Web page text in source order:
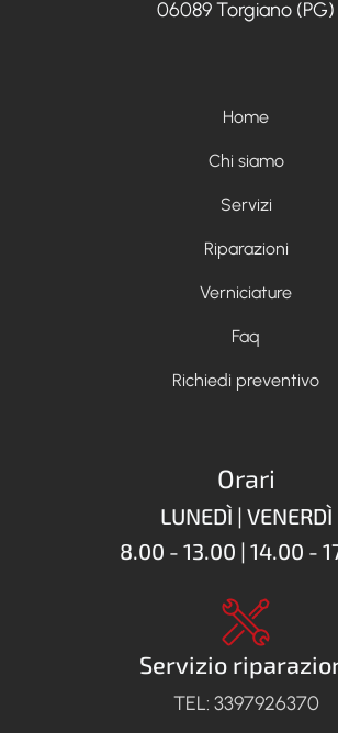
06089 Torgiano (PG)
Home
Chi siamo
Servizi
Riparazioni
Verniciature
Faq
Richiedi preventivo
Orari
LUNEDÌ | VENERDÌ
8.00 - 13.00 | 14.00 -
Servizio
TEL: 3397926370